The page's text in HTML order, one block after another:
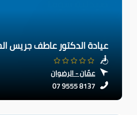
عيادة الدكتور عاطف جريس
عمّان - الرضوان
07 9555 8137